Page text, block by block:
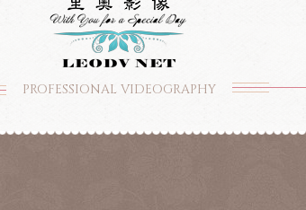
PROFESSIONAL VIDEOGRAPHY